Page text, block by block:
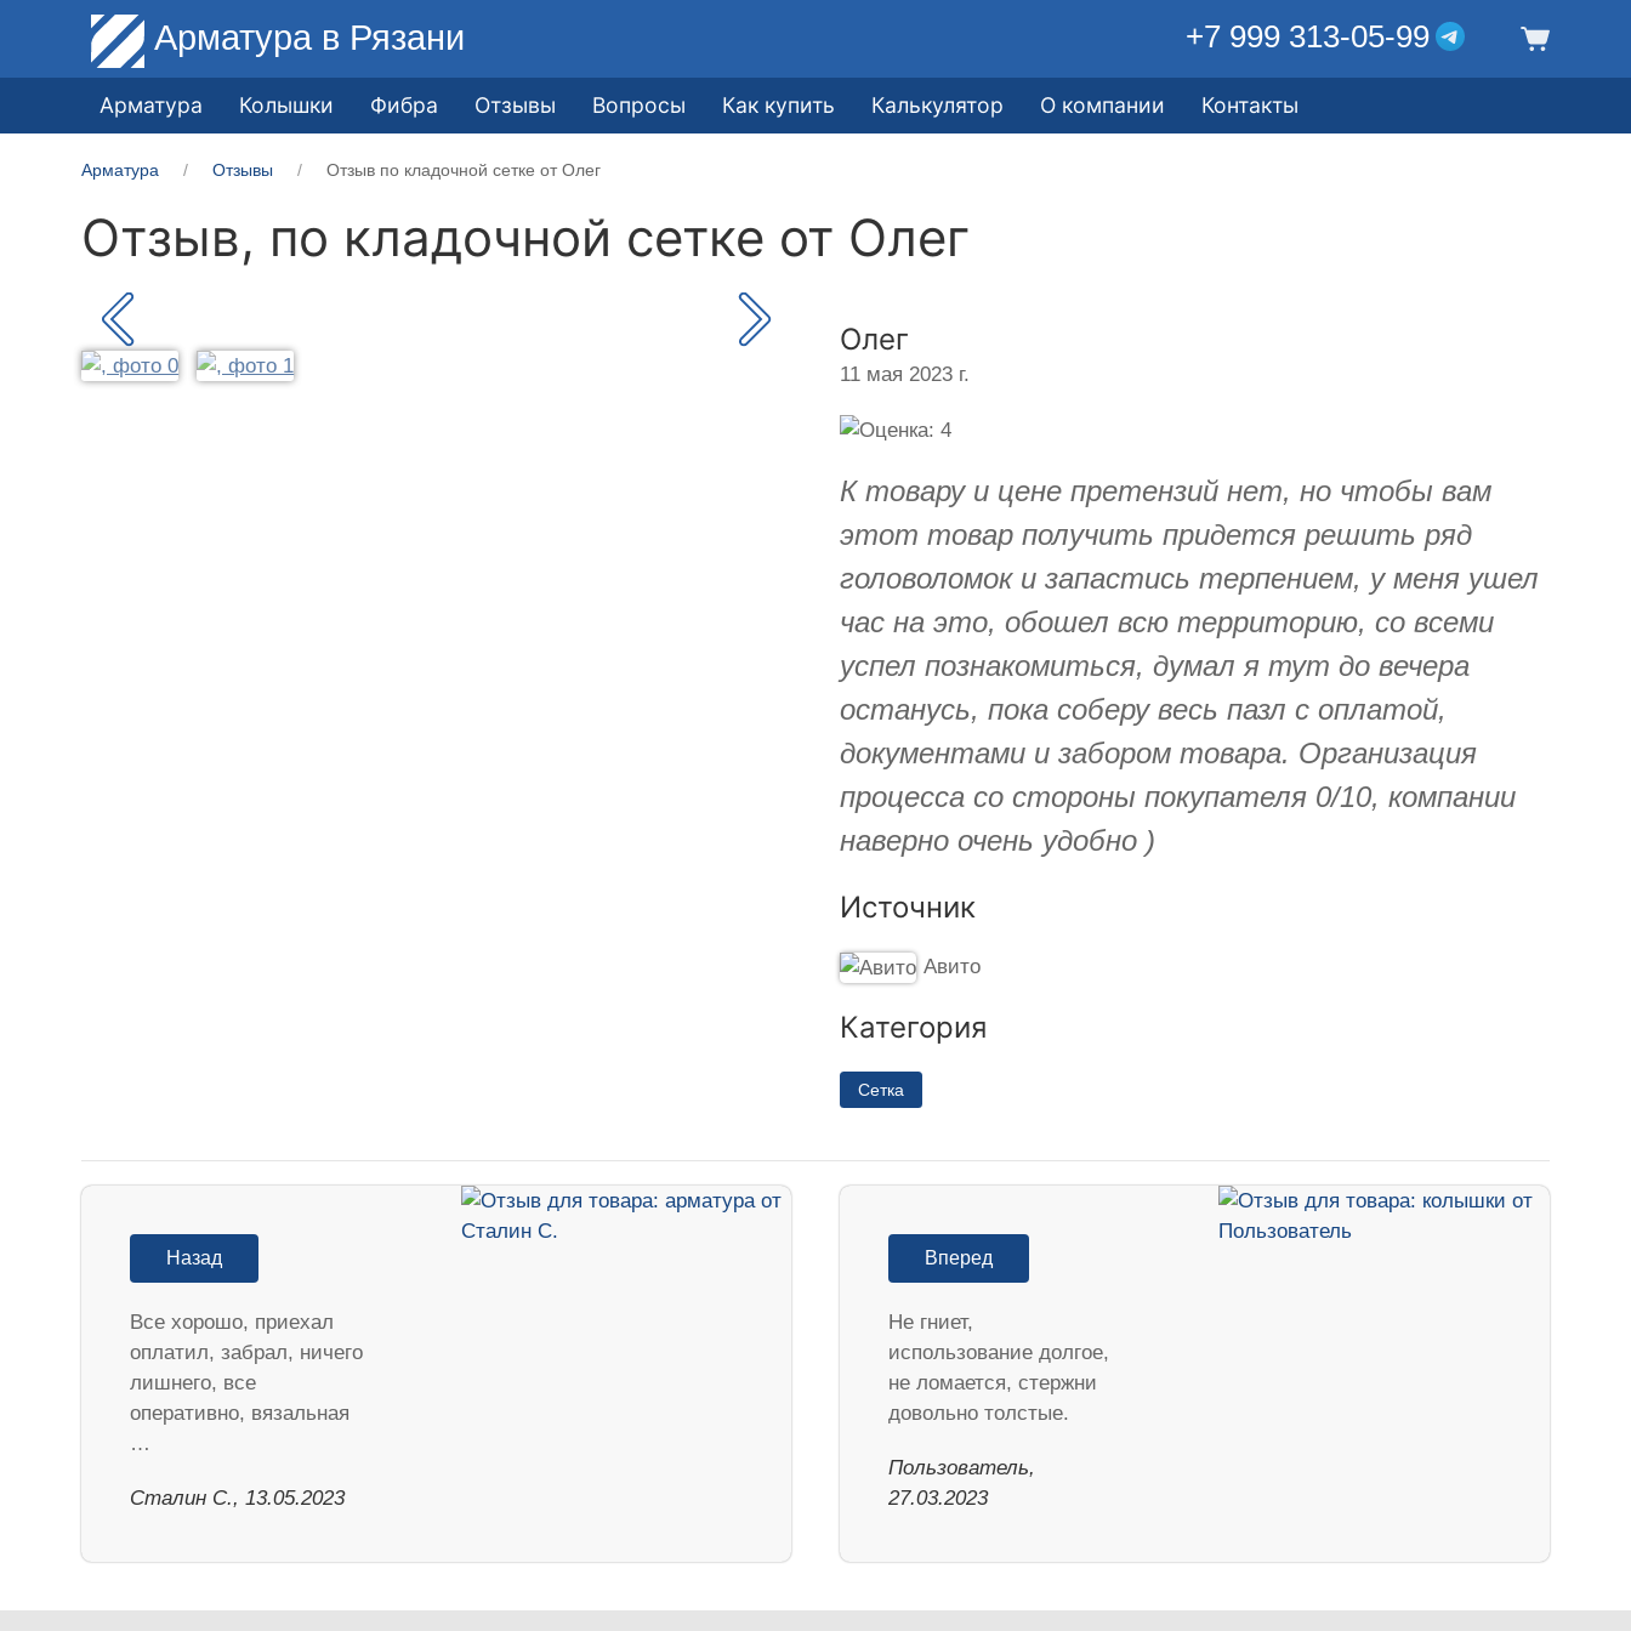
Арматура в Рязани +7 999 313-05-99
Арматура Колышки Фибра Отзывы Вопросы Как купить Калькулятор О компании Контакты
Арматура Отзывы Отзыв по кладочной сетке от Олег
Отзыв, по кладочной сетке от Олег
Олег
11 мая 2023 г.
К товару и цене претензий нет, но чтобы вам
этот товар получить придется решить ряд
головоломок и запастись терпением, у меня ушел
час на это, обошел всю территорию, со всеми
успел познакомиться, думал я тут до вечера
останусь, пока соберу весь пазл с оплатой,
документами и забором товара. Организация
процесса со стороны покупателя 0/10, компании
наверно очень удобно )
Источник
Авито
Категория
Сетка
Назад
Все хорошо, приехал
оплатил, забрал, ничего
лишнего, все
оперативно, вязальная
…
Сталин С., 13.05.2023
Вперед
Не гниет,
использование долгое,
не ломается, стержни
довольно толстые.
Пользователь,
27.03.2023